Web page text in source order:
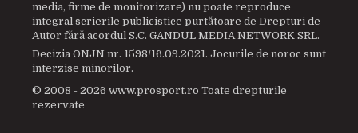
media, firme de monitorizare) nu poate reproduce
integral scrierile publicistice purtătoare de Drepturi de
Autor fără acordul S.C. GANDUL MEDIA NETWORK SRL.
Decizia ONJN nr. 1598/16.09.2021. Jocurile de noroc sunt
interzise minorilor.
© 2008 - 2026 www.prosport.ro Toate drepturile
rezervate